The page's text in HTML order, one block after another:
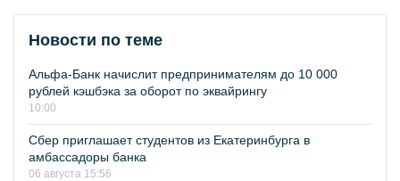
Новости по теме
Альфа-Банк начислит предпринимателям до 10 000
рублей кэшбэка за оборот по эквайрингу
10:00
Сбер приглашает студентов из Екатеринбурга в
амбассадоры банка
06 августа 15:56